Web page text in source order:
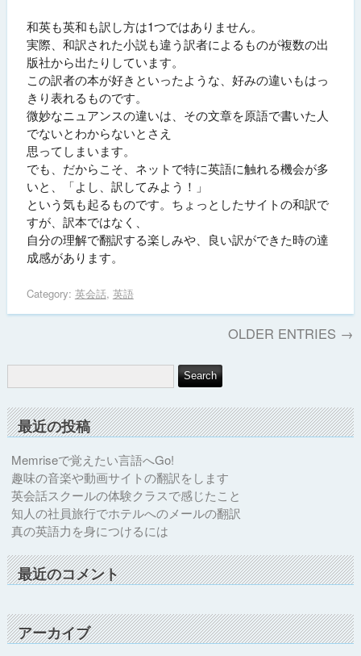
和英も英和も訳し方は1つではありません。
実際、和訳された小説も違う訳者によるものが複数の出
版社から出たりしています。
この訳者の本が好きといったような、好みの違いもはっ
きり表れるものです。
微妙なニュアンスの違いは、その文章を原語で書いた人
でないとわからないとさえ
思ってしまいます。
でも、だからこそ、ネットで特に英語に触れる機会が多
いと、「よし、訳してみよう！」
という気も起るものです。ちょっとしたサイトの和訳で
すが、訳本ではなく、
自分の理解で翻訳する楽しみや、良い訳ができた時の達
成感があります。
Category: 英会話, 英語
OLDER ENTRIES →
最近の投稿
Memriseで覚えたい言語へGo!
趣味の音楽や動画サイトの翻訳をします
英会話スクールの体験クラスで感じたこと
知人の社員旅行でホテルへのメールの翻訳
真の英語力を身につけるには
最近のコメント
アーカイブ